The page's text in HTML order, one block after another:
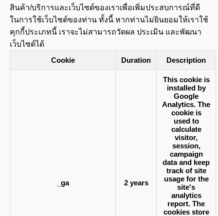
สินค้า/บริการและเว็บไซต์ของเราเพื่อเพิ่มประสบการณ์ที่ดี
ในการใช้เว็บไซต์ของท่าน ทั้งนี้ หากท่านไม่ยินยอมให้เราใช้
คุกกี้ประเภทนี้ เราจะไม่สามารถวัดผล ประเมิน และพัฒนา
เว็บไซต์ได้
Cookie
Duration Description
_ga 2 years
This cookie is
installed by
Google
Analytics. The
cookie is
used to
calculate
visitor,
session,
campaign
data and keep
track of site
usage for the
site's
analytics
report. The
cookies store